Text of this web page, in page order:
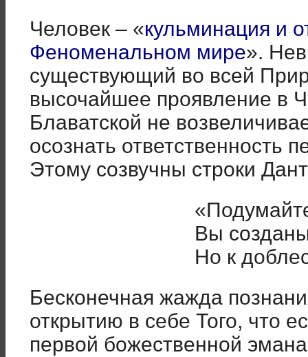
Человек – «кульминация и
Феноменальном мире».
существующий во всей
высочайшее проявление в
Блаватской не
осознать ответственность
Этому созвучны строки
Вы
Но к
Бесконечная жажда
открытию в себе Того, что
первой божественной